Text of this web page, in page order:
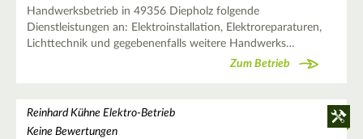
Handwerksbetrieb in 49356 Diepholz folgende
Dienstleistungen an: Elektroinstallation, Elektroreparaturen,
Lichttechnik und gegebenenfalls weitere Handwerks…
Zum Betrieb
Reinhard Kühne Elektro-Betrieb
Keine Bewertungen